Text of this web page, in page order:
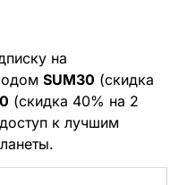
на
SUM30 (скидка
(скидка 40% на 2
к лучшим